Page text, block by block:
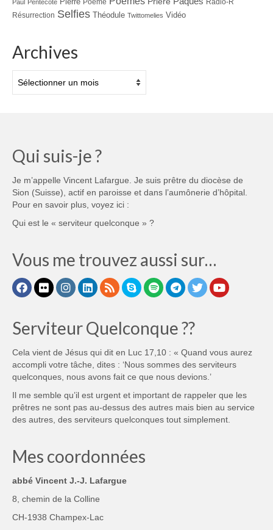
Paul Pentecôte Poème
Radio-R
Résurrection Selfies Théodule Twittomelies Vidéo
Archives
Qui suis-je ?
Je m’appelle Vincent Lafargue. Je suis prêtre du diocèse de
Sion (Suisse), actif en paroisse et dans l’aumônerie d’hôpital.
Pour en savoir plus, voyez ici :
Qui est le « serviteur quelconque » ?
Vous me trouvez aussi sur…
Serviteur Quelconque ??
Cela vient de Jésus qui dit en Luc 17,10 : « Quand vous aurez
accompli votre tâche, dites : ‘Nous sommes des serviteurs
quelconques, nous avons fait ce que nous devions.’
Il me semble qu’il est urgent et important de rappeler que les
prêtres ne sont pas au-dessus des autres mais bien au service
des autres, des serviteurs quelconques tout simplement.
Mes coordonnées
abbé Vincent J.-J. Lafargue
8, chemin de la Colline
CH-1938 Champex-Lac